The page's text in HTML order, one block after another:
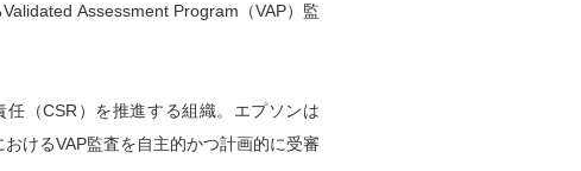
Assessment Program（VAP）監
（CSR）を推進する組織。エプソンは
けるVAP監査を自主的かつ計画的に受審